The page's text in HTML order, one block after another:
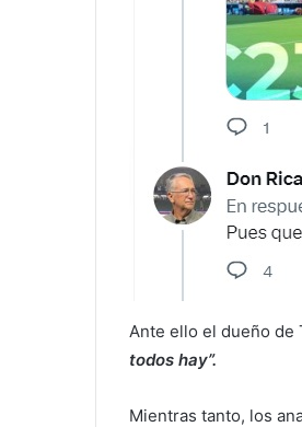
Ante ello el dueño de
todos hay”.
Mientras tanto, los